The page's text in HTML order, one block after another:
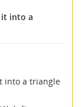
it into a
into a triangle